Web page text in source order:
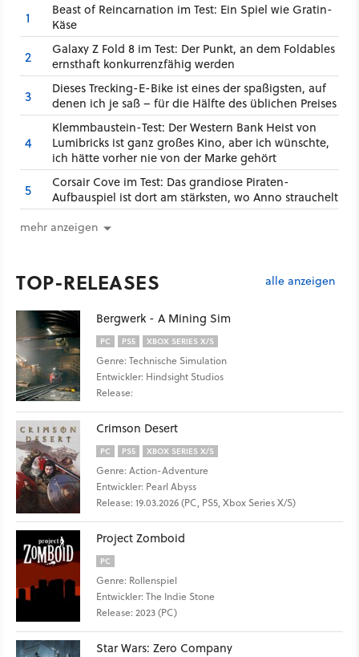
1
Beast of Reincarnation im Test: Ein Spiel wie Gratin-
Käse
2
Galaxy Z Fold 8 im Test: Der Punkt, an dem Foldables
ernsthaft konkurrenzfähig werden
3
Dieses Trecking-E-Bike ist eines der spaßigsten, auf
denen ich je saß – für die Hälfte des üblichen Preises
4
Klemmbaustein-Test: Der Western Bank Heist von
Lumibricks ist ganz großes Kino, aber ich wünschte,
ich hätte vorher nie von der Marke gehört
5
Corsair Cove im Test: Das grandiose Piraten-
Aufbauspiel ist dort am stärksten, wo Anno strauchelt
mehr anzeigen
TOP-RELEASES alle anzeigen
Bergwerk - A Mining Sim
PC PS5 XBOX SERIES X/S
Genre: Technische Simulation
Entwickler: Hindsight Studios
Release:
Crimson Desert
PC PS5 XBOX SERIES X/S
Genre: Action-Adventure
Entwickler: Pearl Abyss
Release: 19.03.2026 (PC, PS5, Xbox Series X/S)
Project Zomboid
PC
Genre: Rollenspiel
Entwickler: The Indie Stone
Release: 2023 (PC)
Star Wars: Zero Company